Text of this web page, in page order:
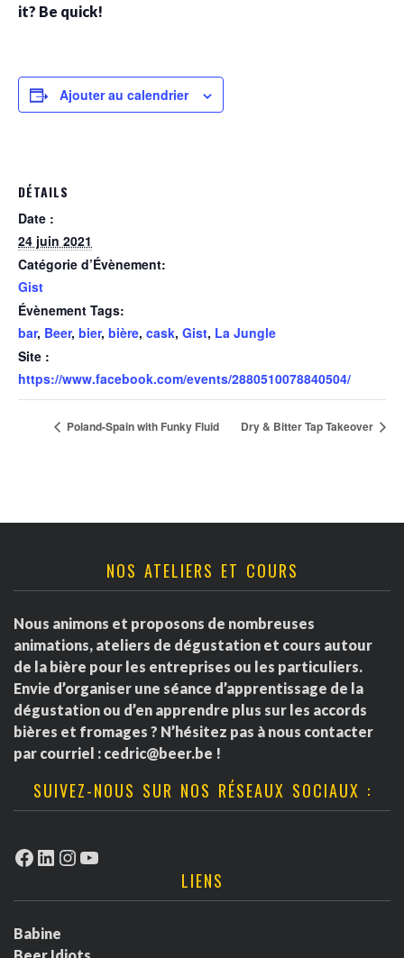
it? Be quick!
Ajouter au calendrier
DÉTAILS
Date :
24 juin 2021
Catégorie d’Évènement:
Gist
Évènement Tags:
bar, Beer, bier, bière, cask, Gist, La Jungle
Site :
https://www.facebook.com/events/2880510078840504/
Poland-Spain with Funky Fluid Dry & Bitter Tap Takeover
NOS ATELIERS ET COURS
Nous animons et proposons de nombreuses
animations, ateliers de dégustation et cours autour
de la bière pour les entreprises ou les particuliers.
Envie d’organiser une séance d’apprentissage de la
dégustation ou d’en apprendre plus sur les accords
bières et fromages ? N’hésitez pas à nous contacter
par courriel : cedric@beer.be !
SUIVEZ-NOUS SUR NOS RÉSEAUX SOCIAUX :
Facebook
LinkedIn
Instagram
YouTube
LIENS
Babine